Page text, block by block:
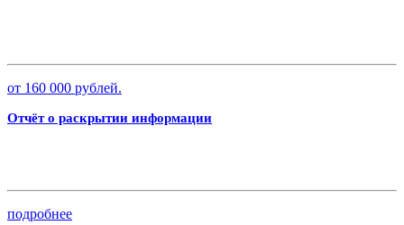
от 160 000 рублей.
Отчёт о раскрытии информации
подробнее